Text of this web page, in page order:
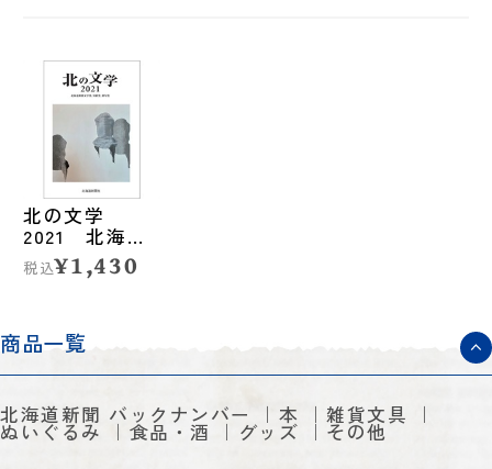
北の文学
2021 北海道
新聞文学賞、
短歌賞、俳句
税込¥1,430
商品一覧
北海道新聞 バックナンバー 本 雑貨文具
ぬいぐるみ 食品・酒 グッズ その他